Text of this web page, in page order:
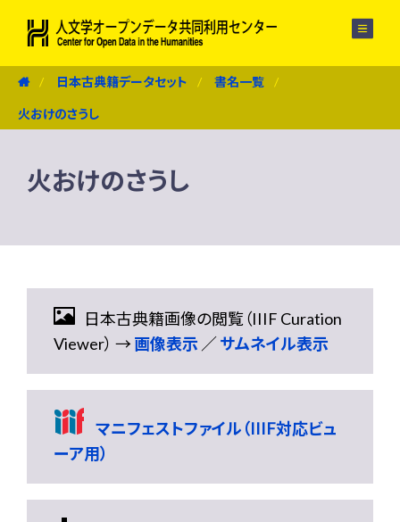
日本古典籍データセット 書名一覧
火おけのさうし
火おけのさうし
日本古典籍画像の閲覧（IIIF Curation
Viewer） →画像表示 ／サムネイル表示
マニフェストファイル（IIIF対応ビュ
ーア用）